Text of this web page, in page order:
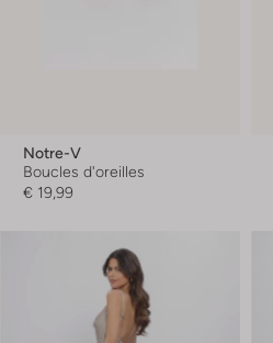
Notre-V
Boucles d'oreilles
€ 19,99